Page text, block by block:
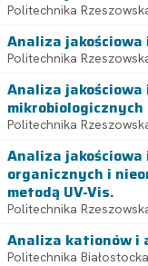
Politechnika
Analiza
Politechnika
Analiza
mikrobiologicznych
Politechnika
Analiza
organicznych i
metodą UV-Vis.
Politechnika
Analiza kationów i
Politechnika Białostocka